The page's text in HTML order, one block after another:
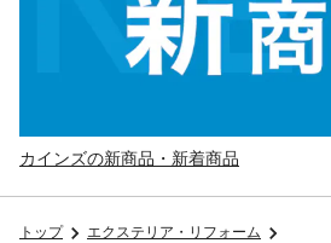
カインズの新商品・新着商品
トップ
エクステリア・リフォーム